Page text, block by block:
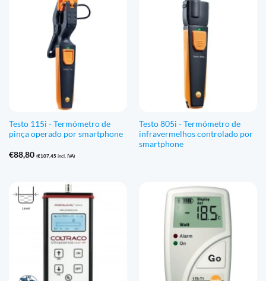
Testo 115i - Termómetro de
pinça operado por smartphone
€88,80 (€107,45 incl. IVA)
Testo 805i - Termómetro de
infravermelhos controlado por
smartphone